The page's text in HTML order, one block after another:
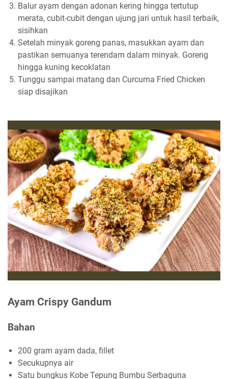
Balur ayam dengan adonan kering hingga tertutup
merata, cubit-cubit dengan ujung jari untuk hasil terbaik,
sisihkan
Setelah minyak goreng panas, masukkan ayam dan
pastikan semuanya terendam dalam minyak. Goreng
hingga kuning kecoklatan
Tunggu sampai matang dan Curcuma Fried Chicken
siap disajikan
Ayam Crispy Gandum
Bahan
200 gram ayam dada, fillet
Secukupnya air
Satu bungkus Kobe Tepung Bumbu Serbaguna